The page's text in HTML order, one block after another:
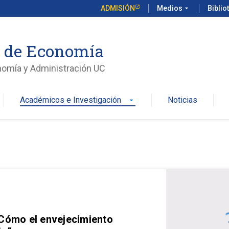
ADMISIÓN Medios arrow_drop_down
Economía
y Administración UC
Académicos e Investigación arrow_drop_down Noticias
el envejecimiento